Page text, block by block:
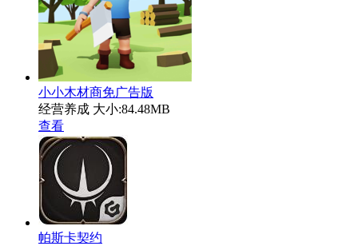
小小木材商免广告版
经营养成 大小:84.48MB
查看
帕斯卡契约